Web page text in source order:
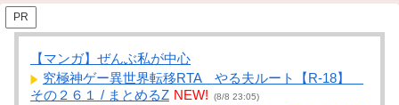
PR
【マンガ】ぜんぶ私が中心
究極神ゲー異世界転移RTA やる夫ルート【R-18】
その２６１ / まとめるZ NEW! (8/8 23:05)